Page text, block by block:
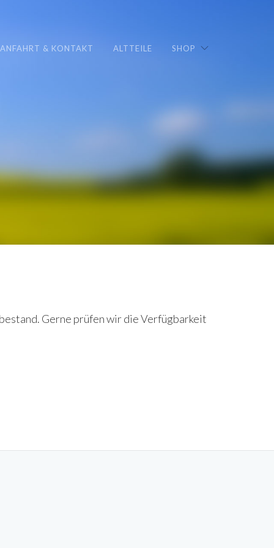
ANFAHRT & KONTAKT ALTTEILE SHOP
Gerne prüfen wir die Verfügbarkeit